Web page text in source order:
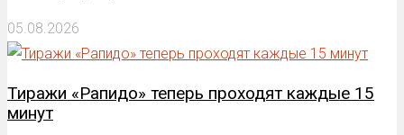
05.08.2026
Тиражи «Рапидо» теперь проходят каждые 15
минут